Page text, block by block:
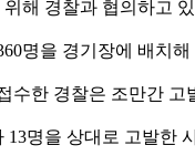
해 경찰과 협의하고
명을 경기장에 배치
수한 경찰은 조만간
13명을 상대로 고발한